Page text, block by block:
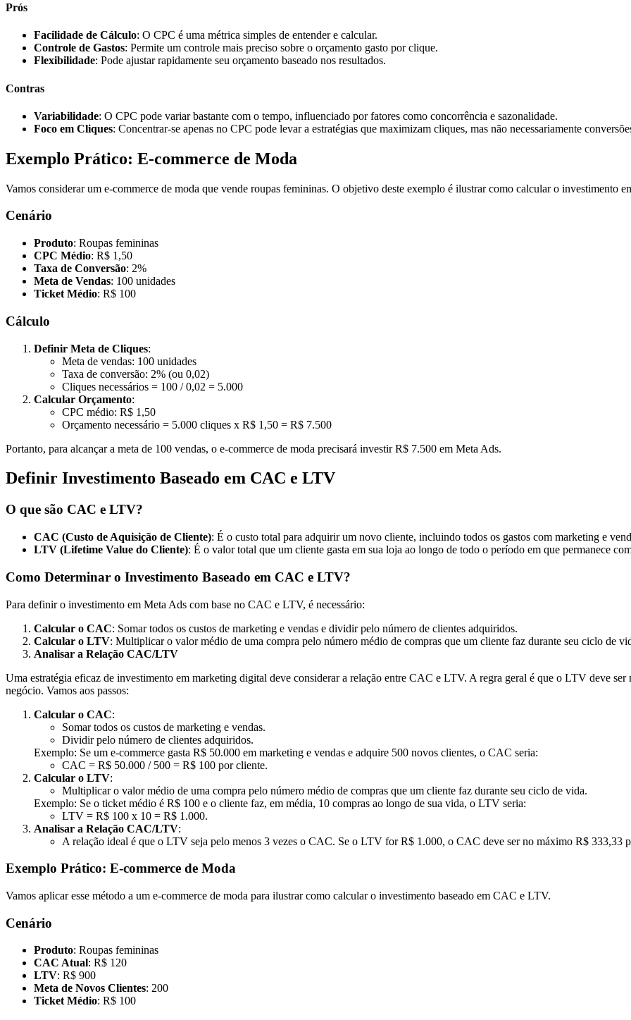
Prós
Facilidade de Cálculo: O CPC é uma métrica simples de entender e calcular.
Controle de Gastos: Permite um controle mais preciso sobre o orçamento gasto por clique.
Flexibilidade: Pode ajustar rapidamente seu orçamento baseado nos resultados.
Contras
Variabilidade: O CPC pode variar bastante com o tempo, influenciado por fatores como concorrência e sazonalidade.
Foco em Cliques: Concentrar-se apenas no CPC pode levar a estratégias que maximizam cliques, mas não necessariamente
Exemplo Prático: E-commerce de Moda
Vamos considerar um e-commerce de moda que vende roupas femininas. O objetivo deste exemplo é ilustrar como calcular o investimento
Cenário
Produto: Roupas femininas
CPC Médio: R$ 1,50
Taxa de Conversão: 2%
Meta de Vendas: 100 unidades
Ticket Médio: R$ 100
Cálculo
Definir Meta de Cliques:
Meta de vendas: 100 unidades
Taxa de conversão: 2% (ou 0,02)
Cliques necessários = 100 / 0,02 = 5.000
Calcular Orçamento:
CPC médio: R$ 1,50
Orçamento necessário = 5.000 cliques x R$ 1,50 = R$ 7.500
Portanto, para alcançar a meta de 100 vendas, o e-commerce de moda precisará investir R$ 7.500 em Meta Ads.
Definir Investimento Baseado em CAC e LTV
O que são CAC e LTV?
CAC (Custo de Aquisição de Cliente): É o custo total para adquirir um novo cliente, incluindo todos os gastos com marketing e
LTV (Lifetime Value do Cliente): É o valor total que um cliente gasta em sua loja ao longo de todo o período em que permanece
Como Determinar o Investimento Baseado em CAC e LTV?
Para definir o investimento em Meta Ads com base no CAC e LTV, é necessário:
Calcular o CAC: Somar todos os custos de marketing e vendas e dividir pelo número de clientes adquiridos.
Calcular o LTV: Multiplicar o valor médio de uma compra pelo número médio de compras que um cliente faz durante seu ciclo de
Analisar a Relação CAC/LTV
Uma estratégia eficaz de investimento em marketing digital deve considerar a relação entre CAC e LTV. A regra geral é que o LTV deve
negócio. Vamos aos passos:
Calcular o CAC:
Somar todos os custos de marketing e vendas.
Dividir pelo número de clientes adquiridos.
Exemplo: Se um e-commerce gasta R$ 50.000 em marketing e vendas e adquire 500 novos clientes, o CAC seria:
CAC = R$ 50.000 / 500 = R$ 100 por cliente.
Calcular o LTV:
Multiplicar o valor médio de uma compra pelo número médio de compras que um cliente faz durante seu ciclo de vida.
Exemplo: Se o ticket médio é R$ 100 e o cliente faz, em média, 10 compras ao longo de sua vida, o LTV seria:
LTV = R$ 100 x 10 = R$ 1.000.
Analisar a Relação CAC/LTV:
A relação ideal é que o LTV seja pelo menos 3 vezes o CAC. Se o LTV for R$ 1.000, o CAC deve ser no máximo R$ 333,33
Exemplo Prático: E-commerce de Moda
Vamos aplicar esse método a um e-commerce de moda para ilustrar como calcular o investimento baseado em CAC e LTV.
Cenário
Produto: Roupas femininas
CAC Atual: R$ 120
LTV: R$ 900
Meta de Novos Clientes: 200
Ticket Médio: R$ 100